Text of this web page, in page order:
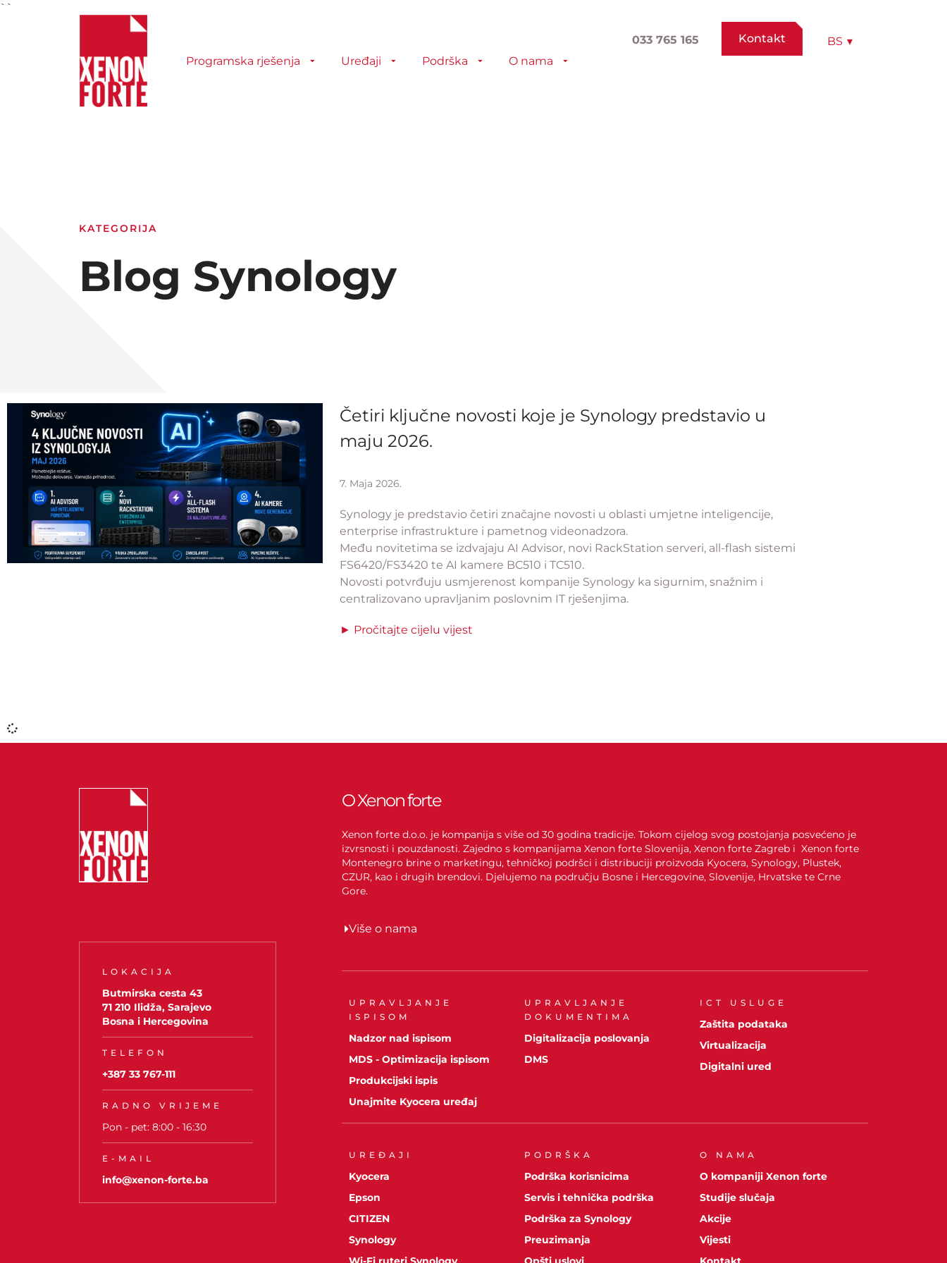
``
Programska rješenja Uređaji Podrška O nama
033 765 165 Kontakt BS ▾
KATEGORIJA
Blog Synology
Četiri ključne novosti koje je Synology predstavio u
maju 2026.
7. Maja 2026.
Synology je predstavio četiri značajne novosti u oblasti umjetne inteligencije,
enterprise infrastrukture i pametnog videonadzora.
Među novitetima se izdvajaju AI Advisor, novi RackStation serveri, all-flash sistemi
FS6420/FS3420 te AI kamere BC510 i TC510.
Novosti potvrđuju usmjerenost kompanije Synology ka sigurnim, snažnim i
centralizovano upravljanim poslovnim IT rješenjima.
► Pročitajte cijelu vijest
LOKACIJA
Butmirska cesta 43
71 210 Ilidža, Sarajevo
Bosna i Hercegovina
TELEFON
+387 33 767-111
RADNO VRIJEME
Pon - pet: 8:00 - 16:30
E-MAIL
info@xenon-forte.ba
O Xenon forte
Xenon forte d.o.o. je kompanija s više od 30 godina tradicije. Tokom cijelog svog postojanja posvećeno je
izvrsnosti i pouzdanosti. Zajedno s kompanijama Xenon forte Slovenija, Xenon forte Zagreb i Xenon forte
Montenegro brine o marketingu, tehničkoj podršci i distribuciji proizvoda Kyocera, Synology, Plustek,
CZUR, kao i drugih brendovi. Djelujemo na području Bosne i Hercegovine, Slovenije, Hrvatske te Crne
Gore.
Više o nama
UPRAVLJANJE
ISPISOM
Nadzor nad ispisom
MDS - Optimizacija ispisom
Produkcijski ispis
Unajmite Kyocera uređaj
UPRAVLJANJE
DOKUMENTIMA
Digitalizacija poslovanja
DMS
ICT USLUGE
Zaštita podataka
Virtualizacija
Digitalni ured
UREĐAJI
Kyocera
Epson
CITIZEN
Synology
PODRŠKA
Podrška korisnicima
Servis i tehnička podrška
Podrška za Synology
Preuzimanja
O NAMA
O kompaniji Xenon forte
Studije slučaja
Akcije
Vijesti